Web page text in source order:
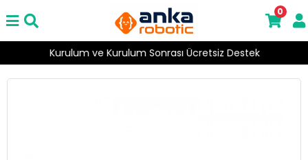
Kurulum ve Kurulum Sonrası Ücretsiz Destek
0